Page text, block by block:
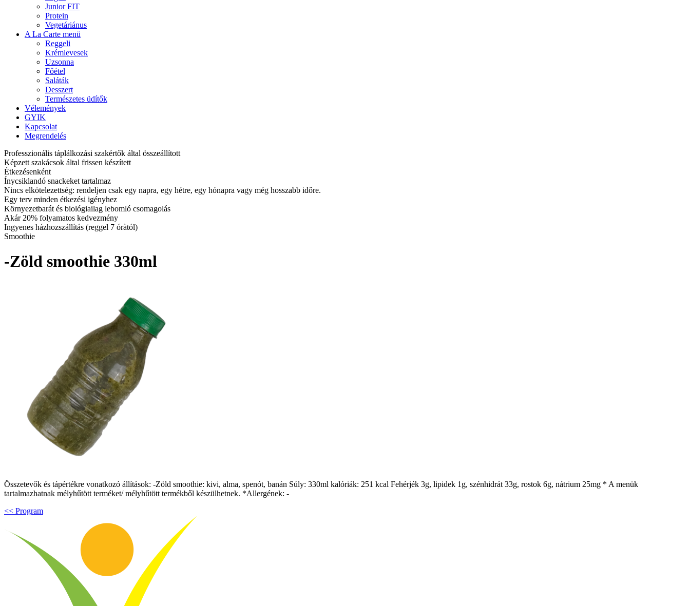
Junior FIT
Protein
Vegetáriánus
A La Carte menü
Reggeli
Krémlevesek
Uzsonna
Főétel
Saláták
Desszert
Természetes üdítők
Vélemények
GYIK
Kapcsolat
Megrendelés
Professzionális táplálkozási szakértők által összeállított
Képzett szakácsok által frissen készített
Étkezésenként
Ínycsiklandó snackeket tartalmaz
Nincs elkötelezettség: rendeljen csak egy napra, egy hétre, egy hónapra vagy még hosszabb időre.
Egy terv minden étkezési igényhez
Környezetbarát és biológiailag lebomló csomagolás
Akár 20% folyamatos kedvezmény
Ingyenes házhozszállítás (reggel 7 óràtól)
Smoothie
-Zöld smoothie 330ml
Összetevők és tápértékre vonatkozó állítások: -Zöld smoothie: kivi, alma, spenót, banán Súly: 330ml kalóriák: 251 kcal Fehérjék 3g, lipidek 1g, szénhidrát 33g, rostok 6g, nátrium 25mg * A menük
tartalmazhatnak mélyhűtött terméket/ mélyhűtött termékből készülhetnek. *Allergének: -
<< Program